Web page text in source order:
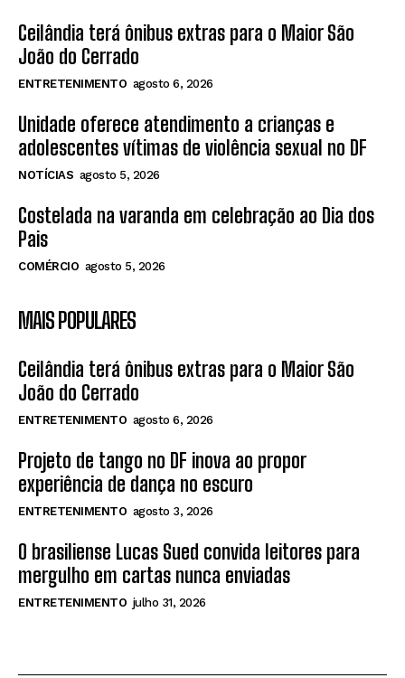
Ceilândia terá ônibus extras para o Maior São
João do Cerrado
ENTRETENIMENTO agosto 6, 2026
Unidade oferece atendimento a crianças e
adolescentes vítimas de violência sexual no DF
NOTÍCIAS agosto 5, 2026
Costelada na varanda em celebração ao Dia dos
Pais
COMÉRCIO agosto 5, 2026
MAIS POPULARES
Ceilândia terá ônibus extras para o Maior São
João do Cerrado
ENTRETENIMENTO agosto 6, 2026
Projeto de tango no DF inova ao propor
experiência de dança no escuro
ENTRETENIMENTO agosto 3, 2026
O brasiliense Lucas Sued convida leitores para
mergulho em cartas nunca enviadas
ENTRETENIMENTO julho 31, 2026